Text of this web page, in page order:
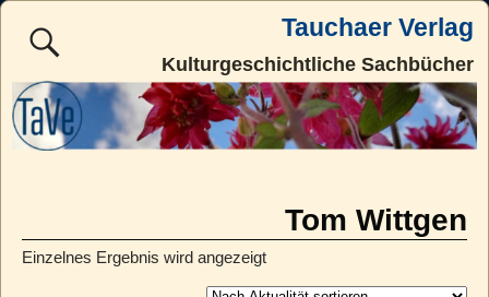
Tauchaer Verlag
Kulturgeschichtliche Sachbücher
Tom Wittgen
Einzelnes Ergebnis wird angezeigt